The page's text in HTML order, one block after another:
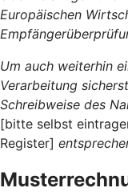
Europäischen
Um auch weiterhin
Verarbeitung
Schreibweise des
[bitte selbst
Register]